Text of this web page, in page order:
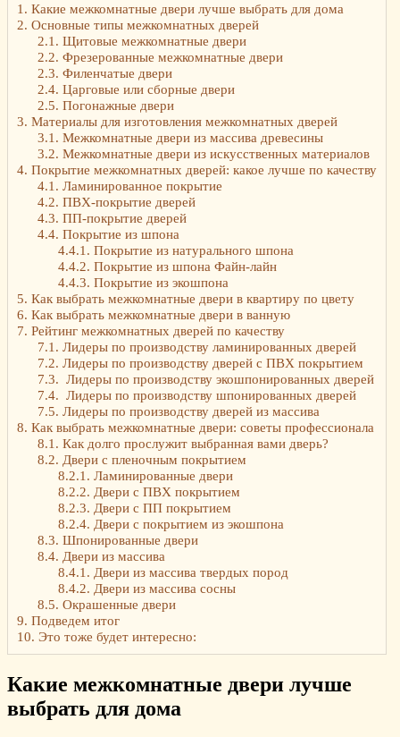
1. Какие межкомнатные двери лучше выбрать для дома
2. Основные типы межкомнатных дверей
2.1. Щитовые межкомнатные двери
2.2. Фрезерованные межкомнатные двери
2.3. Филенчатые двери
2.4. Царговые или сборные двери
2.5. Погонажные двери
3. Материалы для изготовления межкомнатных дверей
3.1. Межкомнатные двери из массива древесины
3.2. Межкомнатные двери из искусственных материалов
4. Покрытие межкомнатных дверей: какое лучше по качеству
4.1. Ламинированное покрытие
4.2. ПВХ-покрытие дверей
4.3. ПП-покрытие дверей
4.4. Покрытие из шпона
4.4.1. Покрытие из натурального шпона
4.4.2. Покрытие из шпона Файн-лайн
4.4.3. Покрытие из экошпона
5. Как выбрать межкомнатные двери в квартиру по цвету
6. Как выбрать межкомнатные двери в ванную
7. Рейтинг межкомнатных дверей по качеству
7.1. Лидеры по производству ламинированных дверей
7.2. Лидеры по производству дверей с ПВХ покрытием
7.3. Лидеры по производству экошпонированных дверей
7.4. Лидеры по производству шпонированных дверей
7.5. Лидеры по производству дверей из массива
8. Как выбрать межкомнатные двери: советы профессионала
8.1. Как долго прослужит выбранная вами дверь?
8.2. Двери с пленочным покрытием
8.2.1. Ламинированные двери
8.2.2. Двери с ПВХ покрытием
8.2.3. Двери с ПП покрытием
8.2.4. Двери с покрытием из экошпона
8.3. Шпонированные двери
8.4. Двери из массива
8.4.1. Двери из массива твердых пород
8.4.2. Двери из массива сосны
8.5. Окрашенные двери
9. Подведем итог
10. Это тоже будет интересно:
Какие межкомнатные двери лучше
выбрать для дома